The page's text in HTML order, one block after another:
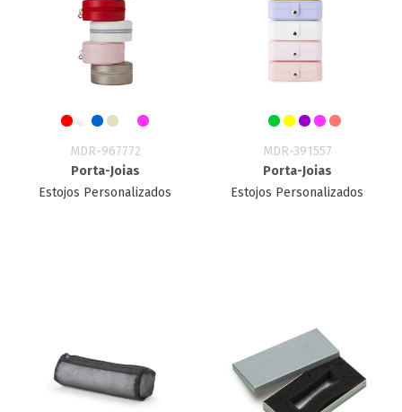
MDR-967772
Porta-Joias
Estojos Personalizados
MDR-391557
Porta-Joias
Estojos Personalizados